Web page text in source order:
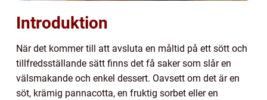
Introduktion
När det kommer till att avsluta en måltid på ett sött och
tillfredsställande sätt finns det få saker som slår en
välsmakande och enkel dessert. Oavsett om det är en
söt, krämig pannacotta, en fruktig sorbet eller en